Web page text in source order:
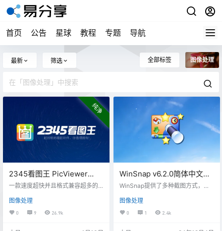
首页 公告 星球 教程 专题 导航
最新 筛选 全部标签 图像处理
2345看图王 PicViewer
v13.4.0.12514 去广告纯净安
纯净
一款速度超快并且格式兼容超多的
有的主流图片格式，采用了全球最
快的强劲图片引擎，即使在低配置
的电脑上也用飞快打开几十兆的大
图像处理
0 9 26.9k
WinSnap v6.2.0简体中文特
别版-支持圆角窗口的小巧截
WinSnap提供了多种截图方式，包
象、区域，并可在截图之前预设好
常用的图像效果，如阴影、倒影、
反射、轮廓、着色、水印等，这样
图像处理
0 1 2.4k